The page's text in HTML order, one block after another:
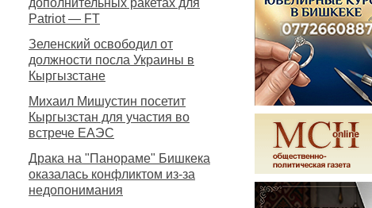
дополнительных ракетах для
Patriot — FT
Зеленский освободил от
должности посла Украины в
Кыргызстане
Михаил Мишустин посетит
Кыргызстан для участия во
встрече ЕАЭС
Драка на "Панораме" Бишкека
оказалась конфликтом из-за
недопонимания